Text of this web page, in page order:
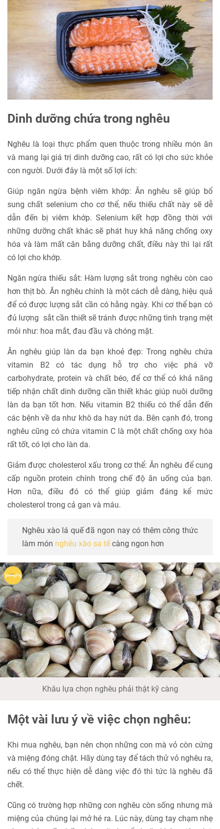
Dinh dưỡng chứa trong nghêu
Nghêu là loại thực phẩm quen thuộc trong nhiều món ăn
và mang lại giá trị dinh dưỡng cao, rất có lợi cho sức khỏe
con người. Dưới đây là một số lợi ích:
Giúp ngăn ngừa bệnh viêm khớp: Ăn nghêu sẽ giúp bổ
sung chất selenium cho cơ thể, nếu thiếu chất này sẽ dễ
dẫn đến bị viêm khớp. Selenium kết hợp đồng thời với
những dưỡng chất khác sẽ phát huy khả năng chống oxy
hóa và làm mất cân bằng dưỡng chất, điều này thì lại rất
có lợi cho khớp.
Ngăn ngừa thiếu sắt: Hàm lượng sắt trong nghêu còn cao
hơn thịt bò. Ăn nghêu chính là một cách dễ dàng, hiệu quả
để có được lượng sắt cần có hằng ngày. Khi cơ thể bạn có
đủ lượng sắt cần thiết sẽ tránh được những tình trạng mệt
mỏi như: hoa mắt, đau đầu và chóng mặt.
Ăn nghêu giúp làn da bạn khoẻ đẹp: Trong nghêu chứa
vitamin B2 có tác dụng hỗ trợ cho việc phá vỡ
carbohydrate, protein và chất béo, để cơ thể có khả năng
tiếp nhận chất dinh dưỡng cần thiết khác giúp nuôi dưỡng
làn da bạn tốt hơn. Nếu vitamin B2 thiếu có thể dẫn đến
các bệnh về da như khô da hay nứt da. Bên cạnh đó, trong
nghêu cũng có chứa vitamin C là một chất chống oxy hóa
rất tốt, có lợi cho làn da.
Giảm được cholesterol xấu trong cơ thể: Ăn nghêu để cung
cấp nguồn protein chính trong chế độ ăn uống của bạn.
Hơn nữa, điều đó có thể giúp giảm đáng kể mức
cholesterol trong cả gan và máu.
Nghêu xào lá quế đã ngon nay có thêm công thức
làm món nghêu xào sa tếcàng ngon hơn
Khâu lựa chọn nghêu phải thật kỹ càng
Một vài lưu ý về việc chọn nghêu:
Khi mua nghêu, bạn nên chọn những con mà vỏ còn cứng
và miệng đóng chặt. Hãy dùng tay để tách thử vỏ nghêu ra,
nếu có thể thực hiện dễ dàng việc đó thì tức là nghêu đã
chết.
Cũng có trường hợp những con nghêu còn sống nhưng mà
miệng của chúng lại mở hé ra. Lúc này, dùng tay chạm nhẹ